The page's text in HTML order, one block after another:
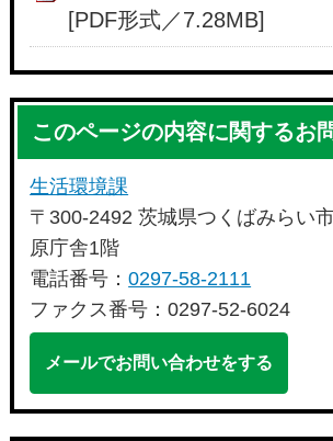
[PDF形式／7.28MB]
このページの内容に関するお
生活環境課
〒300-2492 茨城県つくばみらい
原庁舎1階
電話番号：0297-58-2111
ファクス番号：0297-52-6024
メールでお問い合わせをする